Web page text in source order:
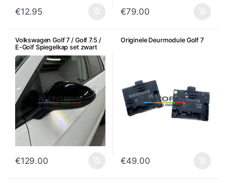
€12.95 €79.00
Volkswagen Golf 7 / Golf 7.5 /
E-Golf Spiegelkap set zwart
hoogglans
€129.00
Originele Deurmodule Golf 7
€49.00